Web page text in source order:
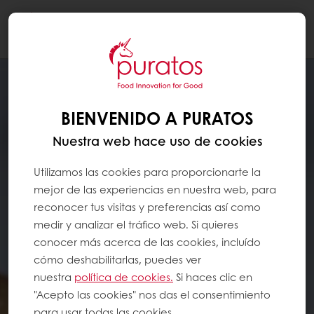
BIENVENIDO A PURATOS
Nuestra web hace uso de cookies
Utilizamos las cookies para proporcionarte la
mejor de las experiencias en nuestra web, para
reconocer tus visitas y preferencias así como
medir y analizar el tráfico web. Si quieres
conocer más acerca de las cookies, incluído
cómo deshabilitarlas, puedes ver
nuestra política de cookies. Si haces clic en
"Acepto las cookies" nos das el consentimiento